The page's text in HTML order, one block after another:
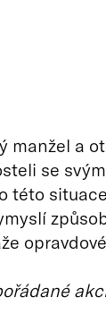
manžel a
se
této